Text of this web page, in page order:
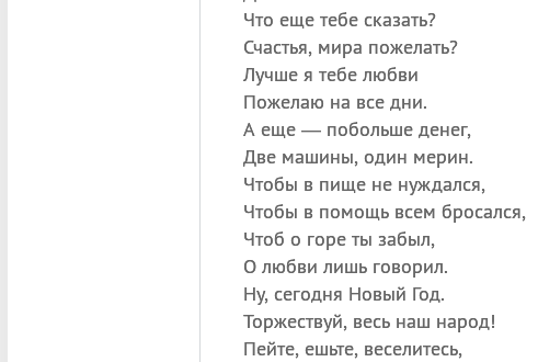
Что еще тебе сказать?
Счастья, мира пожелать?
Лучше я тебе любви
Пожелаю на все дни.
А еще — побольше денег,
Две машины, один мерин.
Чтобы в пище не нуждался,
Чтобы в помощь всем бросался,
Чтоб о горе ты забыл,
О любви лишь говорил.
Ну, сегодня Новый Год.
Торжествуй, весь наш народ!
Пейте, ешьте, веселитесь,